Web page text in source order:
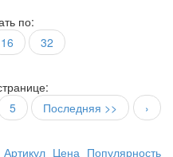
по:
16 32
5 ›
Последняя >>
Артикул Цена Популярность